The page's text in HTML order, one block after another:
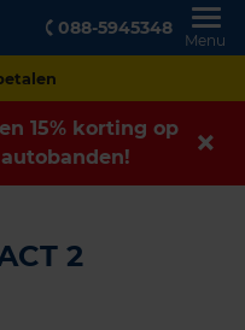
088-5945348
Menu
en 15% korting op
autobanden!
2